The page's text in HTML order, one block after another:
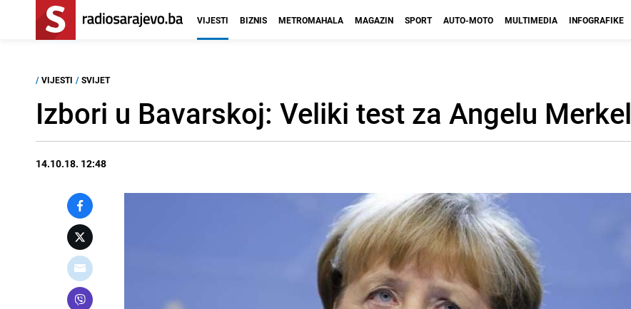
VIJESTI BIZNIS METROMAHALA MAGAZIN SPORT AUTO-MOTO MULTIMEDIA INFOGRAFIKE
/ VIJESTI / SVIJET
Izbori u Bavarskoj: Veliki test za Angelu Merkel
14.10.18. 12:48